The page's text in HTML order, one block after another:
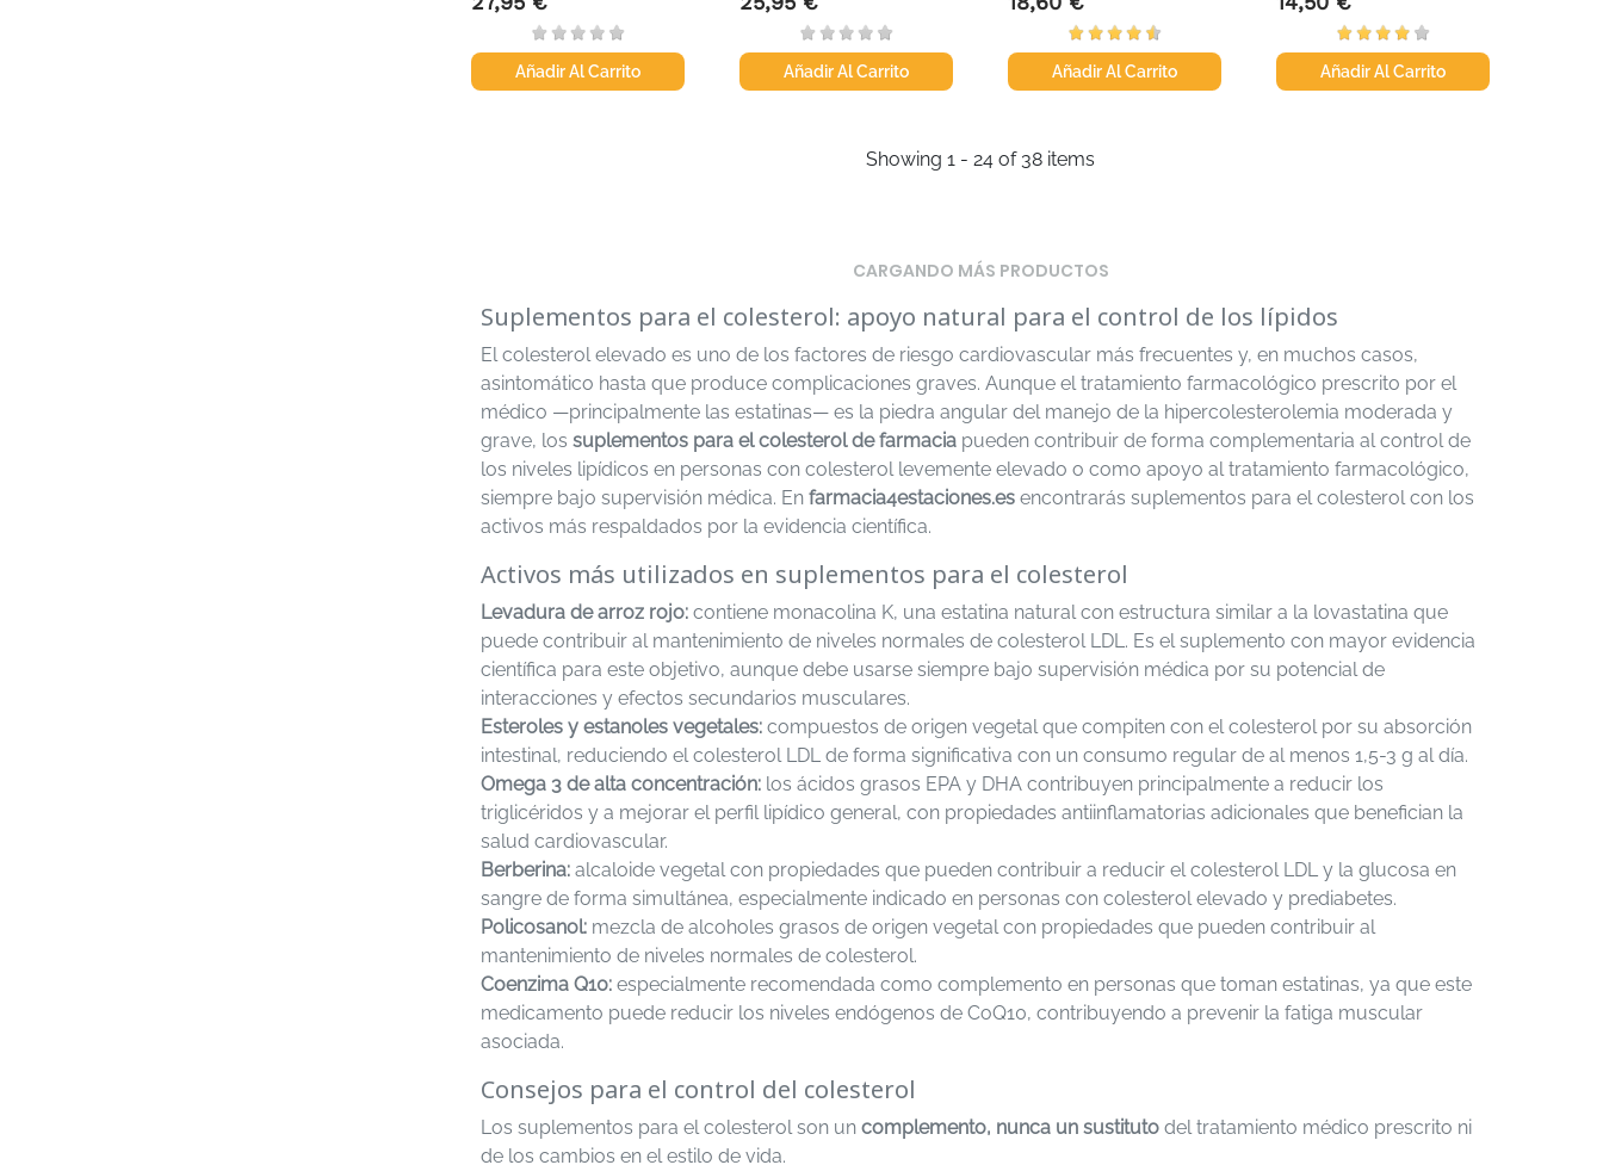
Añadir Al Carrito Añadir Al Carrito Añadir Al Carrito Añadir Al Carrito
Showing 1 - 24 of 38 items
CARGANDO MÁS PRODUCTOS
Suplementos para el colesterol: apoyo natural para el control de los lípidos
El colesterol elevado es uno de los factores de riesgo cardiovascular más frecuentes y, en muchos casos,
asintomático hasta que produce complicaciones graves. Aunque el tratamiento farmacológico prescrito por el
médico —principalmente las estatinas— es la piedra angular del manejo de la hipercolesterolemia moderada y
grave, los suplementos para el colesterol de farmacia pueden contribuir de forma complementaria al control de
los niveles lipídicos en personas con colesterol levemente elevado o como apoyo al tratamiento farmacológico,
siempre bajo supervisión médica. En farmacia4estaciones.es encontrarás suplementos para el colesterol con los
activos más respaldados por la evidencia científica.
Activos más utilizados en suplementos para el colesterol
Levadura de arroz rojo: contiene monacolina K, una estatina natural con estructura similar a la lovastatina que
puede contribuir al mantenimiento de niveles normales de colesterol LDL. Es el suplemento con mayor evidencia
científica para este objetivo, aunque debe usarse siempre bajo supervisión médica por su potencial de
interacciones y efectos secundarios musculares.
Esteroles y estanoles vegetales: compuestos de origen vegetal que compiten con el colesterol por su absorción
intestinal, reduciendo el colesterol LDL de forma significativa con un consumo regular de al menos 1,5-3 g al día.
Omega 3 de alta concentración: los ácidos grasos EPA y DHA contribuyen principalmente a reducir los
triglicéridos y a mejorar el perfil lipídico general, con propiedades antiinflamatorias adicionales que benefician la
salud cardiovascular.
Berberina: alcaloide vegetal con propiedades que pueden contribuir a reducir el colesterol LDL y la glucosa en
sangre de forma simultánea, especialmente indicado en personas con colesterol elevado y prediabetes.
Policosanol: mezcla de alcoholes grasos de origen vegetal con propiedades que pueden contribuir al
mantenimiento de niveles normales de colesterol.
Coenzima Q10: especialmente recomendada como complemento en personas que toman estatinas, ya que este
medicamento puede reducir los niveles endógenos de CoQ10, contribuyendo a prevenir la fatiga muscular
asociada.
Consejos para el control del colesterol
Los suplementos para el colesterol son un complemento, nunca un sustituto del tratamiento médico prescrito ni
de los cambios en el estilo de vida.